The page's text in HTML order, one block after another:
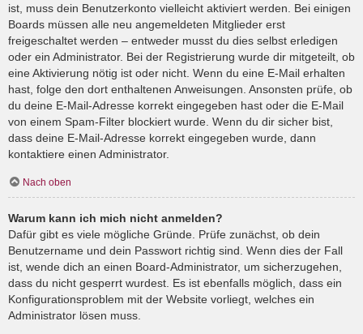
ist, muss dein Benutzerkonto vielleicht aktiviert werden. Bei einigen
Boards müssen alle neu angemeldeten Mitglieder erst
freigeschaltet werden – entweder musst du dies selbst erledigen
oder ein Administrator. Bei der Registrierung wurde dir mitgeteilt, ob
eine Aktivierung nötig ist oder nicht. Wenn du eine E-Mail erhalten
hast, folge den dort enthaltenen Anweisungen. Ansonsten prüfe, ob
du deine E-Mail-Adresse korrekt eingegeben hast oder die E-Mail
von einem Spam-Filter blockiert wurde. Wenn du dir sicher bist,
dass deine E-Mail-Adresse korrekt eingegeben wurde, dann
kontaktiere einen Administrator.
Nach oben
Warum kann ich mich nicht anmelden?
Dafür gibt es viele mögliche Gründe. Prüfe zunächst, ob dein
Benutzername und dein Passwort richtig sind. Wenn dies der Fall
ist, wende dich an einen Board-Administrator, um sicherzugehen,
dass du nicht gesperrt wurdest. Es ist ebenfalls möglich, dass ein
Konfigurationsproblem mit der Website vorliegt, welches ein
Administrator lösen muss.